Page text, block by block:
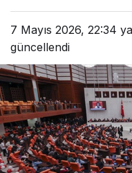
7 Mayıs 2026, 22:34
güncellendi